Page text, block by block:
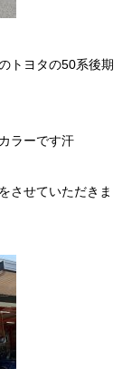
トヨタの50系後期
ラーです汗
させていただきま